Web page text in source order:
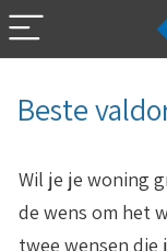
Beste
Wil je je woning
de wens om het
twee wensen